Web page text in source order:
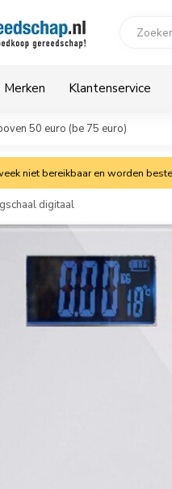
Merken Klantenservice
50 euro (be 75 euro)
niet bereikbaar en worden
digitaal